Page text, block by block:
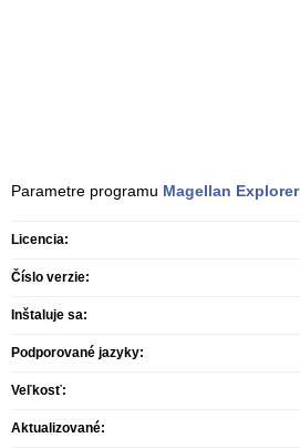
Parametre programu Magellan Explorer
Licencia:
Číslo verzie:
Inštaluje sa:
Podporované jazyky:
Veľkosť:
Aktualizované: